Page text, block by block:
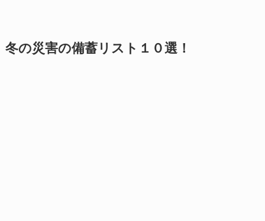
冬の災害の備蓄リスト１０選！